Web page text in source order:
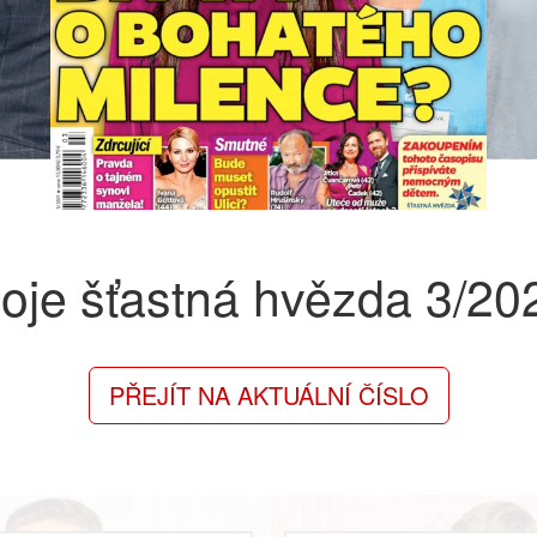
šťastná hvězda 3/
PŘEJÍT NA AKTUÁLNÍ ČÍSLO